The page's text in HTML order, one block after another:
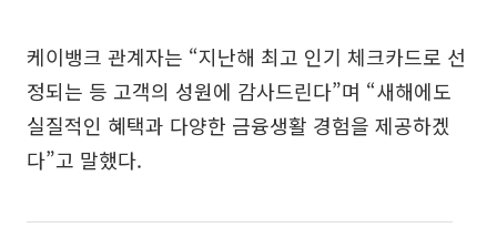
케이뱅크 관계자는 “지난해 최고 인기 체크카드로 선
정되는 등 고객의 성원에 감사드린다”며 “새해에도
실질적인 혜택과 다양한 금융생활 경험을 제공하겠
다”고 말했다.